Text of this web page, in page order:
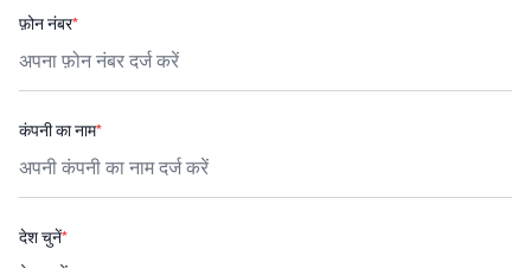
फ़ोन नंबर*
कंपनी का नाम*
देश चुनें*